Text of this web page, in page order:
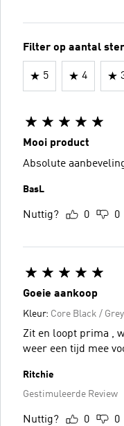
Filter op aantal
5 4
Mooi product
Absolute
BasL
Nuttig? 0 0
Goeie aankoop
Kleur: Core Black /
Zit en loopt prima ,
weer een tijd mee
Ritchie
Gestimuleerde Review
Nuttig? 0 0